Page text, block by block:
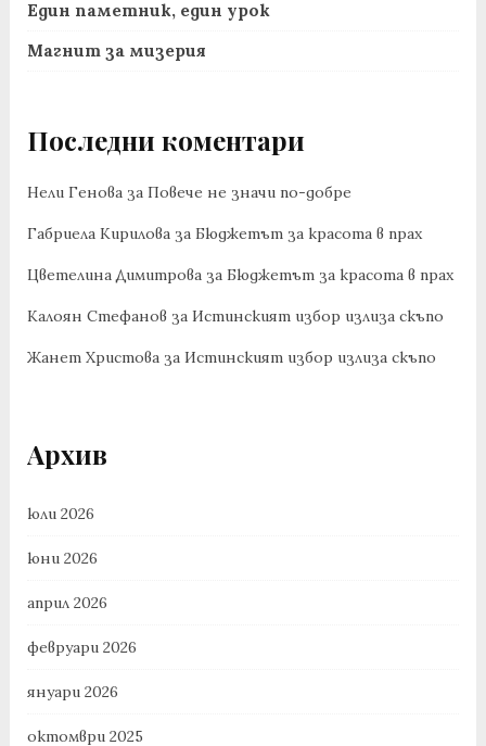
Един паметник, един урок
Магнит за мизерия
Последни коментари
Нели Генова за Повече не значи по-добре
Габриела Кирилова за Бюджетът за красота в прах
Цветелина Димитрова за Бюджетът за красота в прах
Калоян Стефанов за Истинският избор излиза скъпо
Жанет Христова за Истинският избор излиза скъпо
Архив
юли 2026
юни 2026
април 2026
февруари 2026
януари 2026
октомври 2025